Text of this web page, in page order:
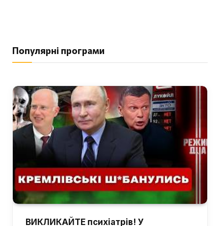
Популярні програми
ВИКЛИКАЙТЕ психіатрів! У